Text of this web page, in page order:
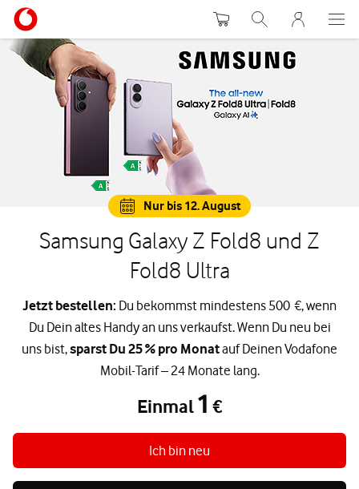
WarenkorbSuche MeinVodafone
Nur bis 12. August
Samsung Galaxy Z Fold8 und Z
Fold8 Ultra
Jetzt bestellen: Du bekommst mindestens 500 €, wenn
Du Dein altes Handy an uns verkaufst. Wenn Du neu bei
uns bist,sparst Du 25 % pro Monatauf Deinen Vodafone
Mobil-Tarif – 24 Monate lang.
Einmal 1 €
Einmal1 €
Ich bin neu